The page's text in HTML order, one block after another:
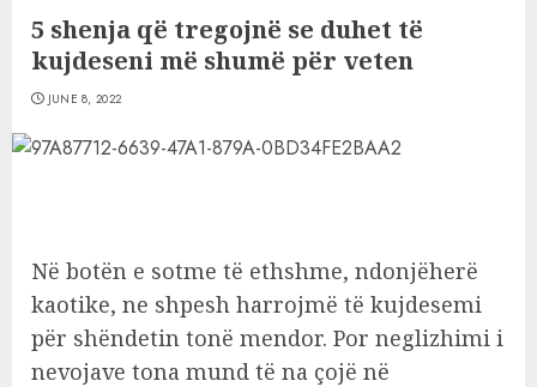
5 shenja që tregojnë se duhet të
kujdeseni më shumë për veten
JUNE 8, 2022
Në botën e sotme të ethshme, ndonjëherë
kaotike, ne shpesh harrojmë të kujdesemi
për shëndetin tonë mendor. Por neglizhimi i
nevojave tona mund të na çojë në